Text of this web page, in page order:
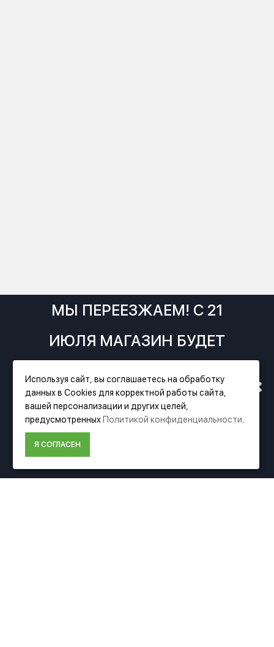
МЫ ПЕРЕЕЗЖАЕМ! С 21
ИЮЛЯ МАГАЗИН БУДЕТ
РАБОТАТЬ ПО НОВОМУ
АДРЕСУ. ПОДРОБНАЯ
ИНФОРМАЦИЯ О ПЕРЕЕЗДЕ
Фирменный магазин Festool
ИНФОРМАЦИЯ
О компании Festool
Используя сайт, вы соглашаетесь на обработку
данных в Cookies для корректной работы сайта,
вашей персонализации и других целей,
предусмотренных Политикой конфиденциальности
Я СОГЛАСЕН